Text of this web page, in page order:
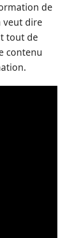
de
veut dire
tout de
contenu